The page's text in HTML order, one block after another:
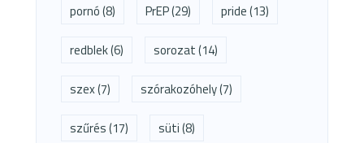
pornó(8) PrEP(29) pride(13)
redblek(6) sorozat(14)
szex(7) szórakozóhely(7)
szűrés(17) süti(8)